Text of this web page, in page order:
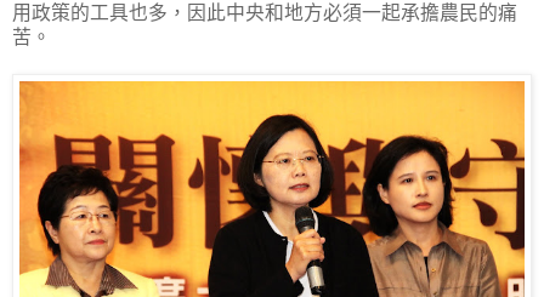
用政策的工具也多，因此中央和地方必須一起承擔農民的痛
苦。